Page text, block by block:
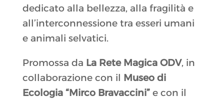
dedicato alla bellezza, alla fragilità e
all’interconnessione tra esseri umani
e animali selvatici.
Promossa da La Rete Magica ODV, in
collaborazione con il Museo di
Ecologia “Mirco Bravaccini” e con il